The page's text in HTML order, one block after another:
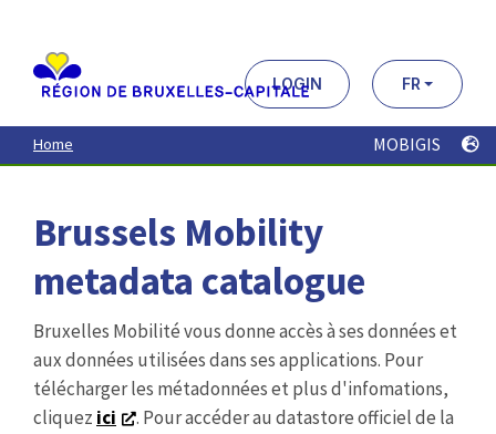
contenu
principal
LOGIN FR
Home MOBIGIS
Brussels Mobility
metadata catalogue
Bruxelles Mobilité vous donne accès à ses données et
aux données utilisées dans ses applications. Pour
télécharger les métadonnées et plus d'infomations,
cliquez ici
. Pour accéder au datastore officiel de la